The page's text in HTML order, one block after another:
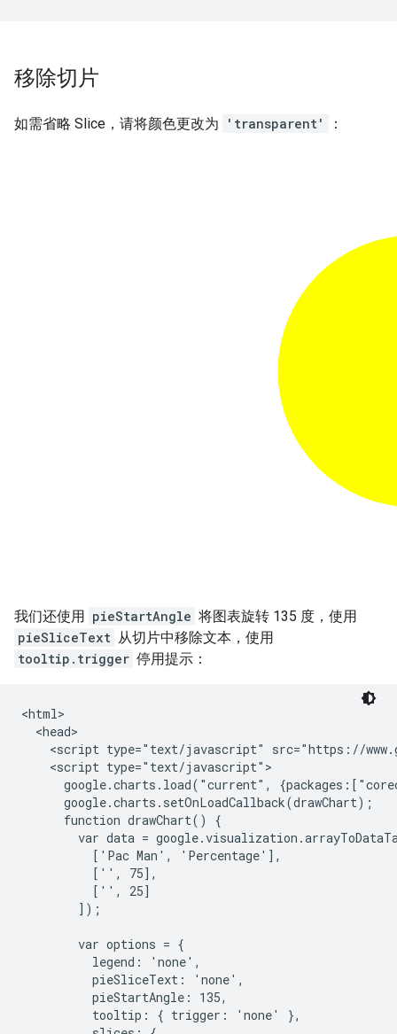
移除切片
如需省略 Slice，请将颜色更改为 'transparent' ：
我们还使用 pieStartAngle 将图表旋转 135 度，使用
pieSliceText 从切片中移除文本，使用
tooltip.trigger 停用提示：
<html>
  <head>
<script type="text/javascript" src="https://
    <script type="text/javascript">
google.charts.load("current",
      google.charts.setOnLoadCallback(drawChart);
      function drawChart() {
var data =
          ['Pac Man', 'Percentage'],
          ['', 75],
          ['', 25]
        ]);
        var options = {
          legend: 'none',
          pieSliceText: 'none',
          pieStartAngle: 135,
          tooltip: { trigger: 'none' },